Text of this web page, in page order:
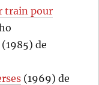
train pour
(1985) de
(1969) de